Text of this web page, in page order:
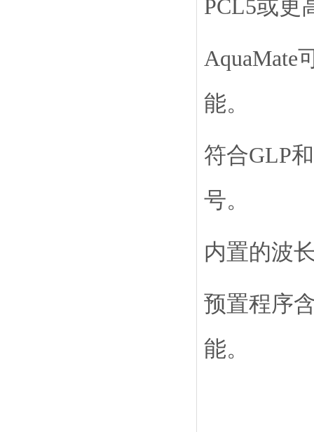
PCL5或更
AquaMate
能。
符合GLP
号。
内置的波
预置程序
能。